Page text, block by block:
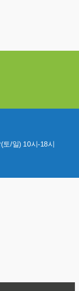
토/일) 10시-18시